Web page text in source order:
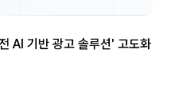
AI 기반 광고 솔루션' 고도화